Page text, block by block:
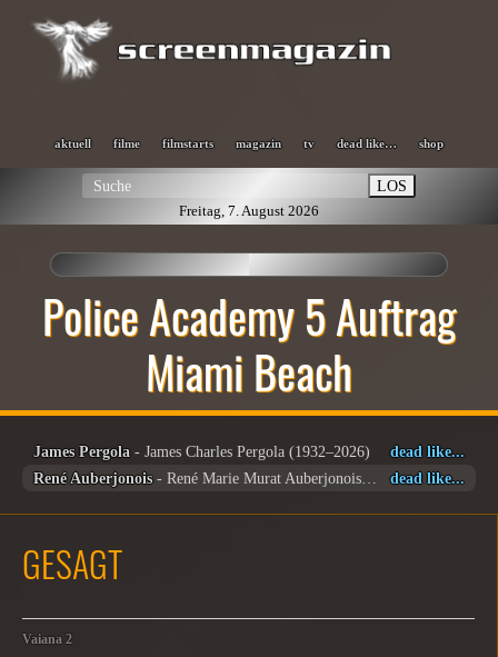
aktuell filme filmstarts magazin tv dead like… shop
LOS
Freitag, 7. August 2026
Police Academy 5 Auftrag
Miami Beach
James Pergola - James Charles Pergola (1932–2026)
dead like...
René Auberjonois
dead like...
GESAGT
Vaiana 2